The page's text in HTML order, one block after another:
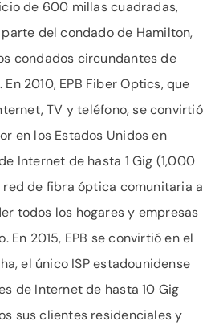
de 600 millas cuadradas,
del condado de Hamilton,
condados circundantes de
2010, EPB Fiber Optics, que
TV y teléfono, se convirtió
en los Estados Unidos en
Internet de hasta 1 Gig (1,000
de fibra óptica comunitaria a
todos los hogares y empresas
En 2015, EPB se convirtió en el
el único ISP estadounidense
de Internet de hasta 10 Gig
sus clientes residenciales y